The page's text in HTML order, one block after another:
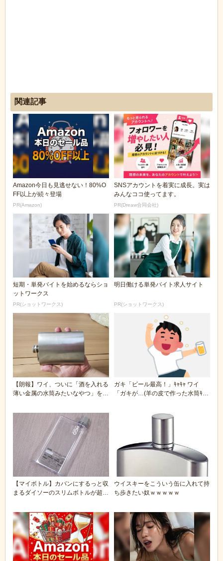
関連記事
Amazon今日も見逃せない！80%O
FF以上が続々登場
PR(Amazon)
SNSアカウントを着実に成長。実は
みんなココ使ってます。
PR(Dreaw合同会社)
短期・単発バイトを始めるならショ
ットワークス
PR(ショットワークス)
明日働ける単発バイト求人サイト
PR(ショットワークス)
【朗報】ワイ、ついに「酒を入れる
薄い金属の水筒みたいなやつ」を買
ガキ「ビール最高！」ｷｬｷｬ ワイ
「ガキが…(羊の皮で作った水筒ｷｭ
【マイボトル】カバンにするっと収
まるダイソーのスリムボトルが超便
ウイスキーをこういう缶に入れて持
ち歩きたい奴ｗｗｗｗｗ